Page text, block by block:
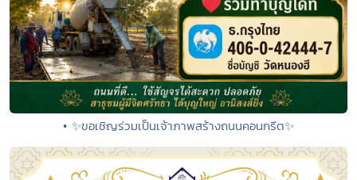
• ✨ขอเชิญร่วมเป็นเจ้าภาพสร้างถนนคอนกรีต✨